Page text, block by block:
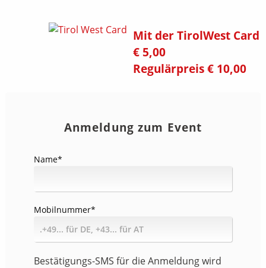
Mit der TirolWest Card
€ 5,00
Regulärpreis € 10,00
Anmeldung zum Event
Name*
Mobilnummer*
Bestätigungs-SMS für die Anmeldung wird